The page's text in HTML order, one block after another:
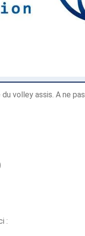
volley assis. A ne pas
: